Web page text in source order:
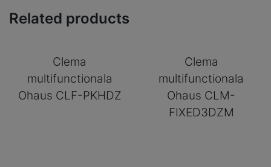
Related products
Clema
multifunctionala
Ohaus CLF-PKHDZ
Clema
multifunctionala
Ohaus CLM-
FIXED3DZM